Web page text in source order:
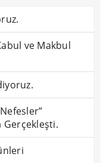
ve Makbul
Gerçekleşti.